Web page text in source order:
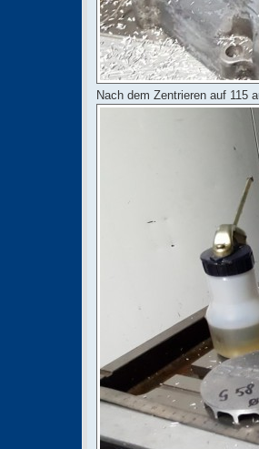
Nach dem Zentrieren auf 115